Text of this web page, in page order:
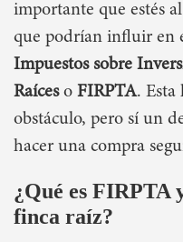
importante que estés
que podrían influir en
Impuestos sobre
Raíceso FIRPTA. Esta
obstáculo, pero sí un
hacer una compra
¿Qué es FIRPTA
finca raíz?